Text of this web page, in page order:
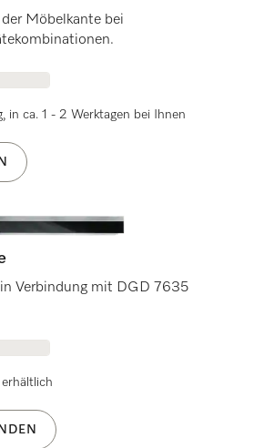
Möbelkante bei
in ca. 1 - 2 Werktagen bei Ihnen
Verbindung mit DGD 7635